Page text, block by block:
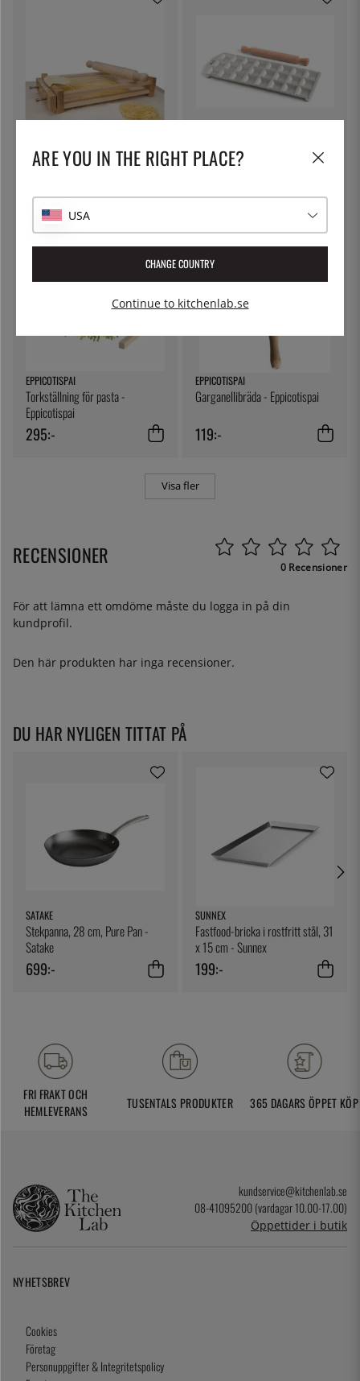
Chitarra, pastaskärare med
32cm kavel - Eppicotispai
649:-
Ravioliplåt, 24 stora kvadratiska
ravioli - Marcato
529:-
EPPICOTISPAI
Torkställning för pasta -
Eppicotispai
295:-
EPPICOTISPAI
Garganellibräda - Eppicotispai
119:-
Visa fler
RECENSIONER 0 Recensioner
För att lämna ett omdöme måste du logga in på din
kundprofil.
Den här produkten har inga recensioner.
DU HAR NYLIGEN TITTAT PÅ
SATAKE
Stekpanna, 28 cm, Pure Pan -
Satake
699:-
SUNNEX
Fastfood-bricka i rostfritt stål, 31
x 15 cm - Sunnex
199:-
FRI FRAKT OCH
HEMLEVERANS
TUSENTALS PRODUKTER 365 DAGARS ÖPPET KÖP
kundservice@kitchenlab.se
08-41095200 (vardagar 10.00-17.00)
Öppettider i butik
NYHETSBREV
Cookies
Företag
Personuppgifter & Integritetspolicy
ARE YOU IN THE RIGHT PLACE?
USA
CHANGE COUNTRY
Continue to kitchenlab.se